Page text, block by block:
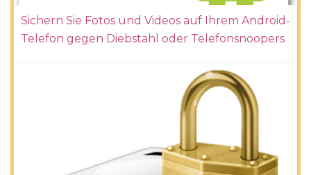
Sichern Sie Fotos und Videos auf Ihrem Android-
Telefon gegen Diebstahl oder Telefonsnoopers